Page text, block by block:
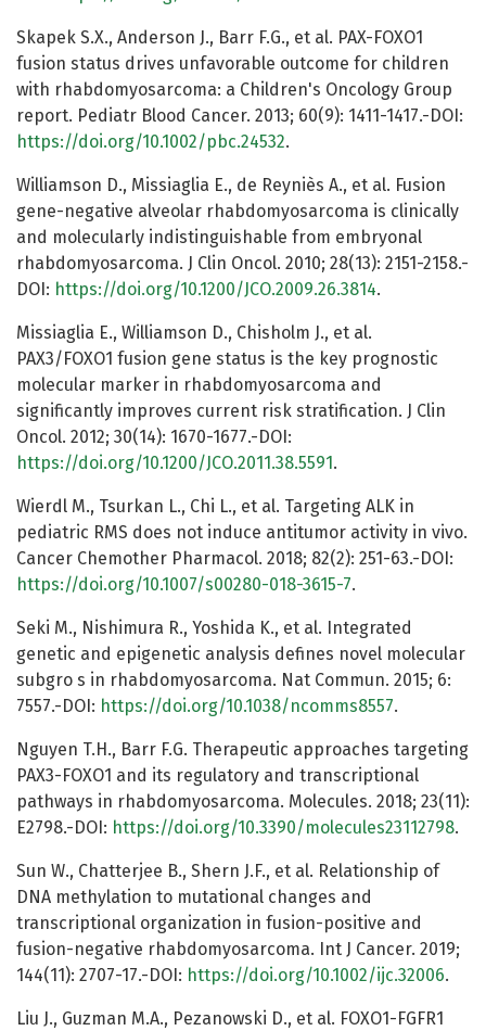
Skapek S.X., Anderson J., Barr F.G., et al. PAX-FOXO1
fusion status drives unfavorable outcome for children
with rhabdomyosarcoma: a Children's Oncology Group
report. Pediatr Blood Cancer. 2013; 60(9): 1411-1417.-DOI:
https://doi.org/10.1002/pbc.24532.
Williamson D., Missiaglia E., de Reyniès A., et al. Fusion
gene-negative alveolar rhabdomyosarcoma is clinically
and molecularly indistinguishable from embryonal
rhabdomyosarcoma. J Clin Oncol. 2010; 28(13): 2151-2158.-
DOI: https://doi.org/10.1200/JCO.2009.26.3814.
Missiaglia E., Williamson D., Chisholm J., et al.
PAX3/FOXO1 fusion gene status is the key prognostic
molecular marker in rhabdomyosarcoma and
significantly improves current risk stratification. J Clin
Oncol. 2012; 30(14): 1670-1677.-DOI:
https://doi.org/10.1200/JCO.2011.38.5591 .
Wierdl M., Tsurkan L., Chi L., et al. Targeting ALK in
pediatric RMS does not induce antitumor activity in vivo.
Cancer Chemother Pharmacol. 2018; 82(2): 251-63.-DOI:
https://doi.org/10.1007/s00280-018-3615-7.
Seki M., Nishimura R., Yoshida K., et al. Integrated
genetic and epigenetic analysis defines novel molecular
subgro s in rhabdomyosarcoma. Nat Commun. 2015; 6:
7557.-DOI: https://doi.org/10.1038/ncomms8557.
Nguyen T.H., Barr F.G. Therapeutic approaches targeting
PAX3-FOXO1 and its regulatory and transcriptional
pathways in rhabdomyosarcoma. Molecules. 2018; 23(11):
E2798.-DOI: https://doi.org/10.3390/molecules23112798.
Sun W., Chatterjee B., Shern J.F., et al. Relationship of
DNA methylation to mutational changes and
transcriptional organization in fusion-positive and
fusion-negative rhabdomyosarcoma. Int J Cancer. 2019;
144(11): 2707-17.-DOI: https://doi.org/10.1002/ijc.32006.
Liu J., Guzman M.A., Pezanowski D., et al. FOXO1-FGFR1